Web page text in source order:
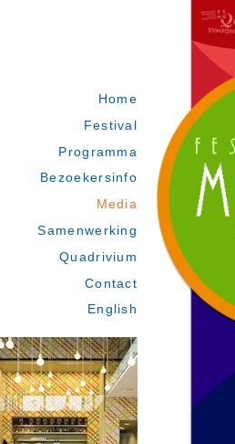
Home
Festival
Programma
Bezoekersinfo
Media
Samenwerking
Quadrivium
Contact
English